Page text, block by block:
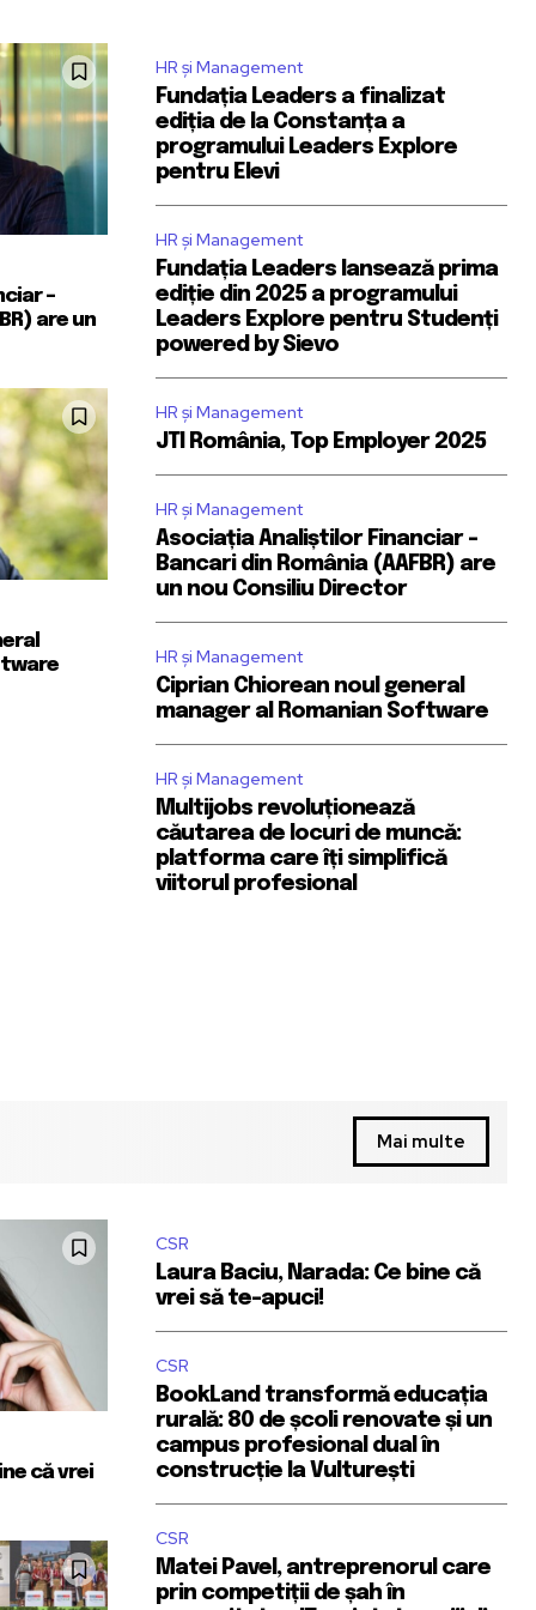
–
are un
HR și Management
Fundația Leaders a finalizat
ediția de la Constanța a
programului Leaders Explore
pentru Elevi
HR și Management
Fundația Leaders lansează prima
ediție din 2025 a programului
Leaders Explore pentru Studenți
powered by Sievo
HR și Management
JTI România, Top Employer 2025
HR și Management
Asociația Analiștilor Financiar –
Bancari din România (AAFBR) are
un nou Consiliu Director
HR și Management
Ciprian Chiorean noul general
manager al Romanian Software
HR și Management
Multijobs revoluționează
căutarea de locuri de muncă:
platforma care îți simplifică
viitorul profesional
Mai multe
că vrei
CSR
Laura Baciu, Narada: Ce bine că
vrei să te-apuci!
CSR
BookLand transformă educația
rurală: 80 de școli renovate și un
campus profesional dual în
construcție la Vulturești
CSR
Matei Pavel, antreprenorul care
prin competiții de șah în